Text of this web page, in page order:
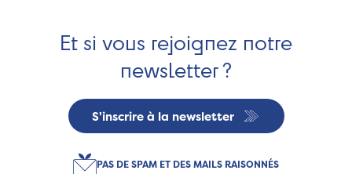
Et si vous rejoignez notre
newsletter ?
S'inscrire à la newsletter
PAS DE SPAM ET DES MAILS RAISONNÉS